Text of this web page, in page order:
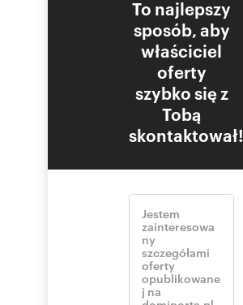
To najlepszy
sposób, aby
właściciel
oferty
szybko się z
Tobą
skontaktował!